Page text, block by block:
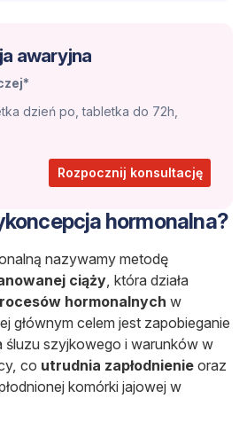
awaryjna
dzień po, tabletka do 72h,
Rozpocznij konsultację
hormonalna?
nazywamy metodę
ciąży , która działa
hormonalnych w
głównym celem jest zapobieganie
śluzu szyjkowego i warunków w
co utrudnia zapłodnienie oraz
komórki jajowej w